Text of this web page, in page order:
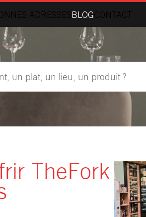
ADRESSESBLOGCONTACT
TheFork